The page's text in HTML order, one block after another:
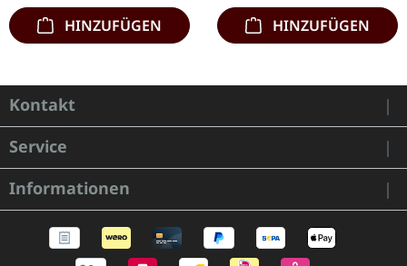
HINZUFÜGEN HINZUFÜGEN
Kontakt
Service
Informationen